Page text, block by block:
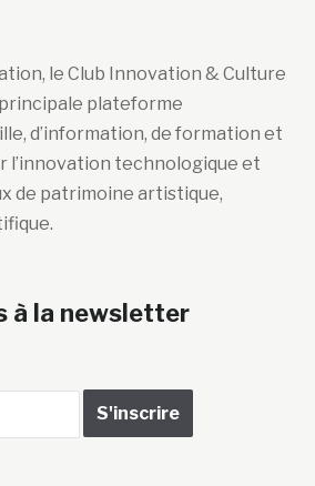
le Club Innovation & Culture
plateforme
d’information, de formation et
l’innovation technologique et
de patrimoine artistique,
à la newsletter